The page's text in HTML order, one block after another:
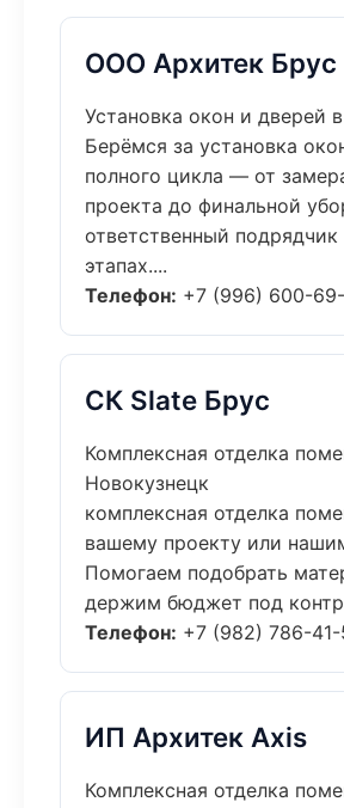
ООО Архитек Брус
Установка окон и дверей
Берёмся за установка
полного цикла — от
проекта до финальной
ответственный подрядчик
этапах....
Телефон: +7 (996) 600-
СК Slate Брус
Комплексная отделка
Новокузнецк
комплексная отделка
вашему проекту или
Помогаем подобрать
держим бюджет под
Телефон: +7 (982) 786-
ИП Архитек Axis
Комплексная отделка